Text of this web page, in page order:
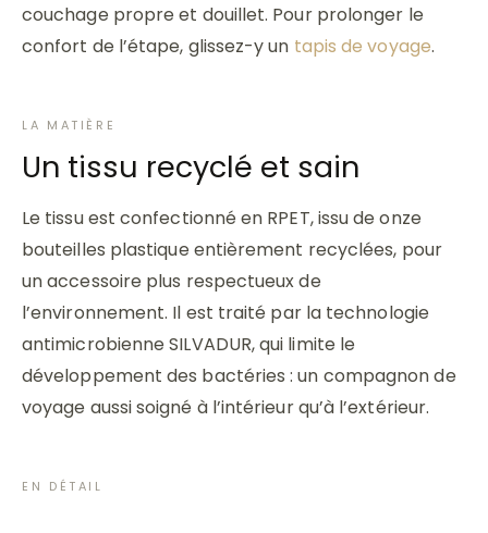
couchage propre et douillet. Pour prolonger le
confort de l’étape, glissez-y un tapis de voyage.
LA MATIÈRE
Un tissu recyclé et sain
Le tissu est confectionné en RPET, issu de onze
bouteilles plastique entièrement recyclées, pour
un accessoire plus respectueux de
l’environnement. Il est traité par la technologie
antimicrobienne SILVADUR, qui limite le
développement des bactéries : un compagnon de
voyage aussi soigné à l’intérieur qu’à l’extérieur.
EN DÉTAIL